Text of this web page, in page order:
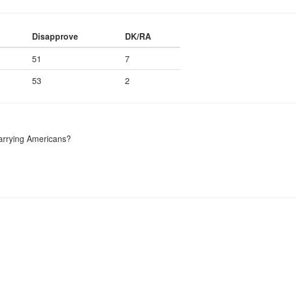
Disapprove
DK/RA
51
7
53 2
Americans?